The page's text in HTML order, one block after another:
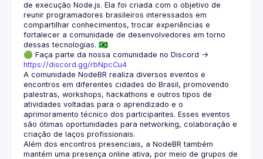
de execução Node.js. Ela foi criada com o objetivo de
reunir programadores brasileiros interessados em
compartilhar conhecimentos, trocar experiências e
fortalecer a comunidade de desenvolvedores em torno
🟢 Faça parte da nossa comunidade no Discord ->
https://discord.gg/rbNpcCu4
A comunidade NodeBR realiza diversos eventos e
encontros em diferentes cidades do Brasil, promovendo
palestras, workshops, hackathons e outros tipos de
atividades voltadas para o aprendizado e o
aprimoramento técnico dos participantes. Esses eventos
são ótimas oportunidades para networking, colaboração e
Além dos encontros presenciais, a NodeBR também
mantém uma presença online ativa, por meio de grupos de